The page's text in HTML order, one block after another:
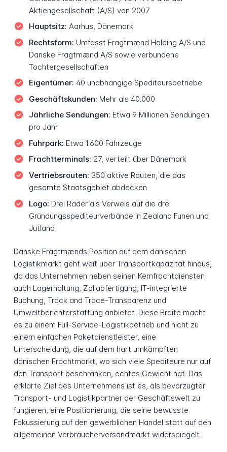
Aktiengesellschaft (A/S) von 2007
Hauptsitz: Aarhus, Dänemark
Rechtsform: Umfasst Fragtmænd Holding A/S und
Danske Fragtmænd A/S sowie verbundene
Tochtergesellschaften
Eigentümer: 40 unabhängige Spediteursbetriebe
Geschäftskunden: Mehr als 40.000
Jährliche Sendungen: Etwa 9 Millionen Sendungen
pro Jahr
Fuhrpark: Etwa 1.600 Fahrzeuge
Frachtterminals: 27, verteilt über Dänemark
Vertriebsrouten: 350 aktive Routen, die das
gesamte Staatsgebiet abdecken
Logo: Drei Räder als Verweis auf die drei
Gründungsspediteurverbände in Zealand Funen und
Jutland
Danske Fragtmænds Position auf dem dänischen
Logistikmarkt geht weit über Transportkapazität hinaus,
da das Unternehmen neben seinen Kernfrachtdiensten
auch Lagerhaltung, Zollabfertigung, IT-integrierte
Buchung, Track and Trace-Transparenz und
Umweltberichterstattung anbietet. Diese Breite macht
es zu einem Full-Service-Logistikbetrieb und nicht zu
einem einfachen Paketdienstleister, eine
Unterscheidung, die auf dem hart umkämpften
dänischen Frachtmarkt, wo sich viele Spediteure nur auf
den Transport beschränken, echtes Gewicht hat. Das
erklärte Ziel des Unternehmens ist es, als bevorzugter
Transport- und Logistikpartner der Geschäftswelt zu
fungieren, eine Positionierung, die seine bewusste
Fokussierung auf den gewerblichen Handel statt auf den
allgemeinen Verbraucherversandmarkt widerspiegelt.